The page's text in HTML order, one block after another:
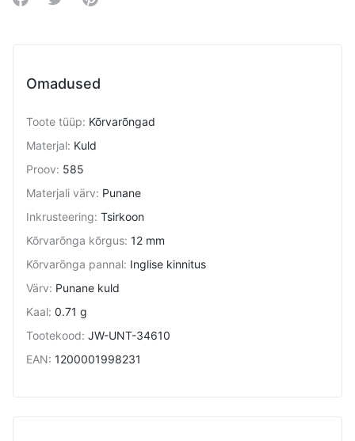
Share on Facebook
Share on Twitter
Share on Pinterest
Omadused
Toote tüüp: Kõrvarõngad
Materjal: Kuld
Proov: 585
Materjali värv: Punane
Inkrusteering: Tsirkoon
Kõrvarõnga kõrgus: 12 mm
Kõrvarõnga pannal: Inglise kinnitus
Värv: Punane kuld
Kaal: 0.71 g
Tootekood: JW-UNT-34610
EAN: 1200001998231